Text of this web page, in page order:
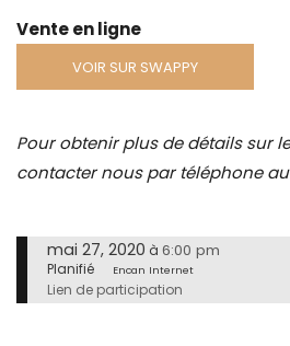
Vente en ligne
VOIR SUR SWAPPY
Pour obtenir plus de détails sur
contacter nous par téléphone au
mai 27, 2020 à 6:00 pm
Planifié Encan Internet
Lien de participation